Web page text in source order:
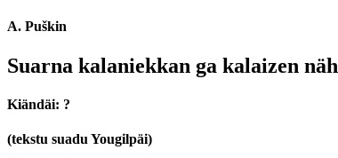
A. Puškin
Suarna kalaniekkan ga kalaizen näh
Kiändäi: ?
(tekstu suadu Yougilpäi)